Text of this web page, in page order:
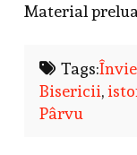
Material
Tags:
Bisericii,
Pârvu